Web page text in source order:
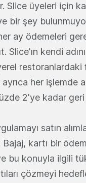
Slice üyeleri için
bir şey
her ay ödemeleri
Slice'ın kendi
restoranlardaki
her işlemde
2'ye kadar geri
satın
kartı bir
bu konuyla ilgili
çözmeyi